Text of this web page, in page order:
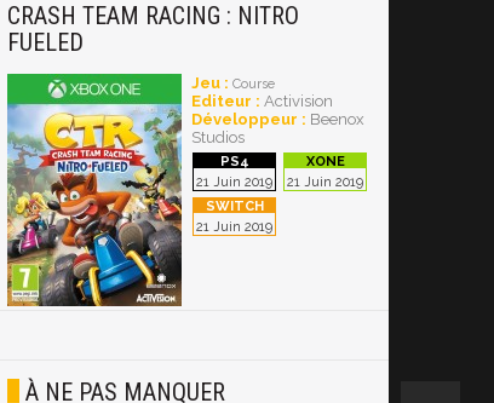
CRASH TEAM RACING : NITRO
FUELED
Jeu : Course
Editeur : Activision
Développeur : Beenox
Studios
21 Juin 2019 21 Juin 2019
21 Juin 2019
À NE PAS MANQUER